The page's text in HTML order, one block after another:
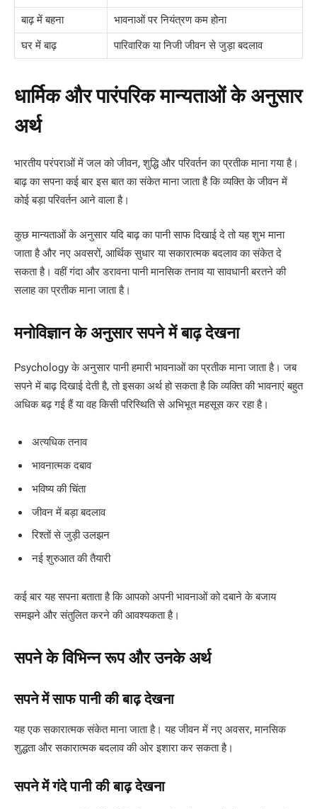
बाढ़ में बहना
भावनाओं पर नियंत्रण कम होना
घर में बाढ़
पारिवारिक या निजी जीवन से जुड़ा बदलाव
धार्मिक और पारंपरिक मान्यताओं के अनुसार
अर्थ
भारतीय परंपराओं में जल को जीवन, शुद्धि और परिवर्तन का प्रतीक माना गया है।
बाढ़ का सपना कई बार इस बात का संकेत माना जाता है कि व्यक्ति के जीवन में
कोई बड़ा परिवर्तन आने वाला है।
कुछ मान्यताओं के अनुसार यदि बाढ़ का पानी साफ दिखाई दे तो यह शुभ माना
जाता है और नए अवसरों, आर्थिक सुधार या सकारात्मक बदलाव का संकेत दे
सकता है। वहीं गंदा और डरावना पानी मानसिक तनाव या सावधानी बरतने की
सलाह का प्रतीक माना जाता है।
मनोविज्ञान के अनुसार सपने में बाढ़ देखना
Psychology के अनुसार पानी हमारी भावनाओं का प्रतीक माना जाता है। जब
सपने में बाढ़ दिखाई देती है, तो इसका अर्थ हो सकता है कि व्यक्ति की भावनाएं बहुत
अधिक बढ़ गई हैं या वह किसी परिस्थिति से अभिभूत महसूस कर रहा है।
अत्यधिक तनाव
भावनात्मक दबाव
भविष्य की चिंता
जीवन में बड़ा बदलाव
रिश्तों से जुड़ी उलझन
नई शुरुआत की तैयारी
कई बार यह सपना बताता है कि आपको अपनी भावनाओं को दबाने के बजाय
समझने और संतुलित करने की आवश्यकता है।
सपने के विभिन्न रूप और उनके अर्थ
सपने में साफ पानी की बाढ़ देखना
यह एक सकारात्मक संकेत माना जाता है। यह जीवन में नए अवसर, मानसिक
शुद्धता और सकारात्मक बदलाव की ओर इशारा कर सकता है।
सपने में गंदे पानी की बाढ़ देखना